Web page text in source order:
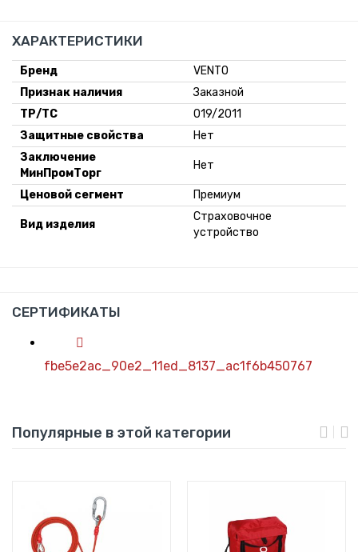
ХАРАКТЕРИСТИКИ
Бренд
VENTO
Признак наличия
Заказной
ТР/ТС
019/2011
Защитные свойства
Нет
Заключение
МинПромТорг
Нет
Ценовой сегмент Премиум
Вид изделия
Страховочное
устройство
СЕРТИФИКАТЫ
fbe5e2ac_90e2_11ed_8137_ac1f6b450767
Популярные в этой категории